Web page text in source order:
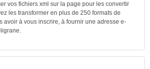
vos fichiers xml sur la page pour les convertir
les transformer en plus de 250 formats de
avoir à vous inscrire, à fournir une adresse e-